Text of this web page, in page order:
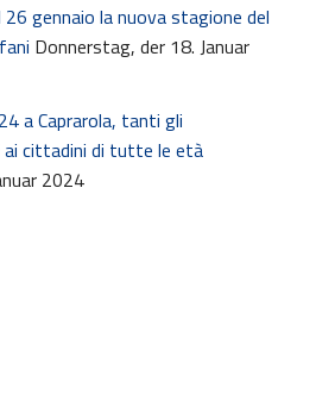
26 gennaio la nuova stagione del
Donnerstag, der 18. Januar
a Caprarola, tanti gli
cittadini di tutte le età
2024